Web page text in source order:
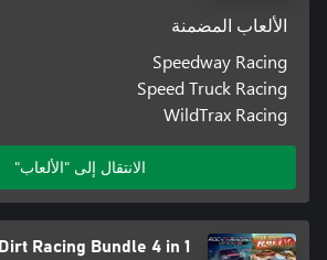
الألعاب المضمنة
Speedway Racing
Speed Truck Racing
WildTrax Racing
الانتقال إلى "الألعاب"
Dirt Racing Bundle 4 in 1